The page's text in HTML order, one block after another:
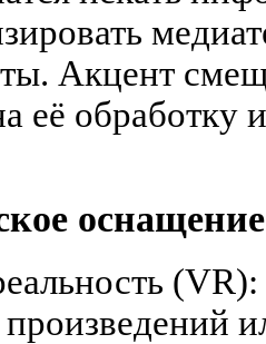
Акцент
её обработку